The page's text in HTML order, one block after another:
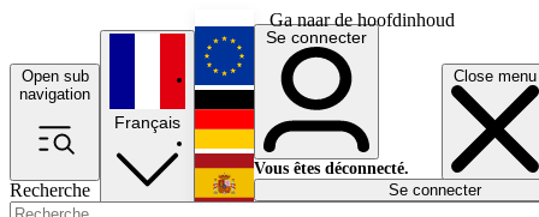
Ga naar de hoofdinhoud
Open sub
navigation
Close menu
Recherche
Français
English
Deutsch
Español
Se connecter
Vous êtes déconnecté.
Se connecter